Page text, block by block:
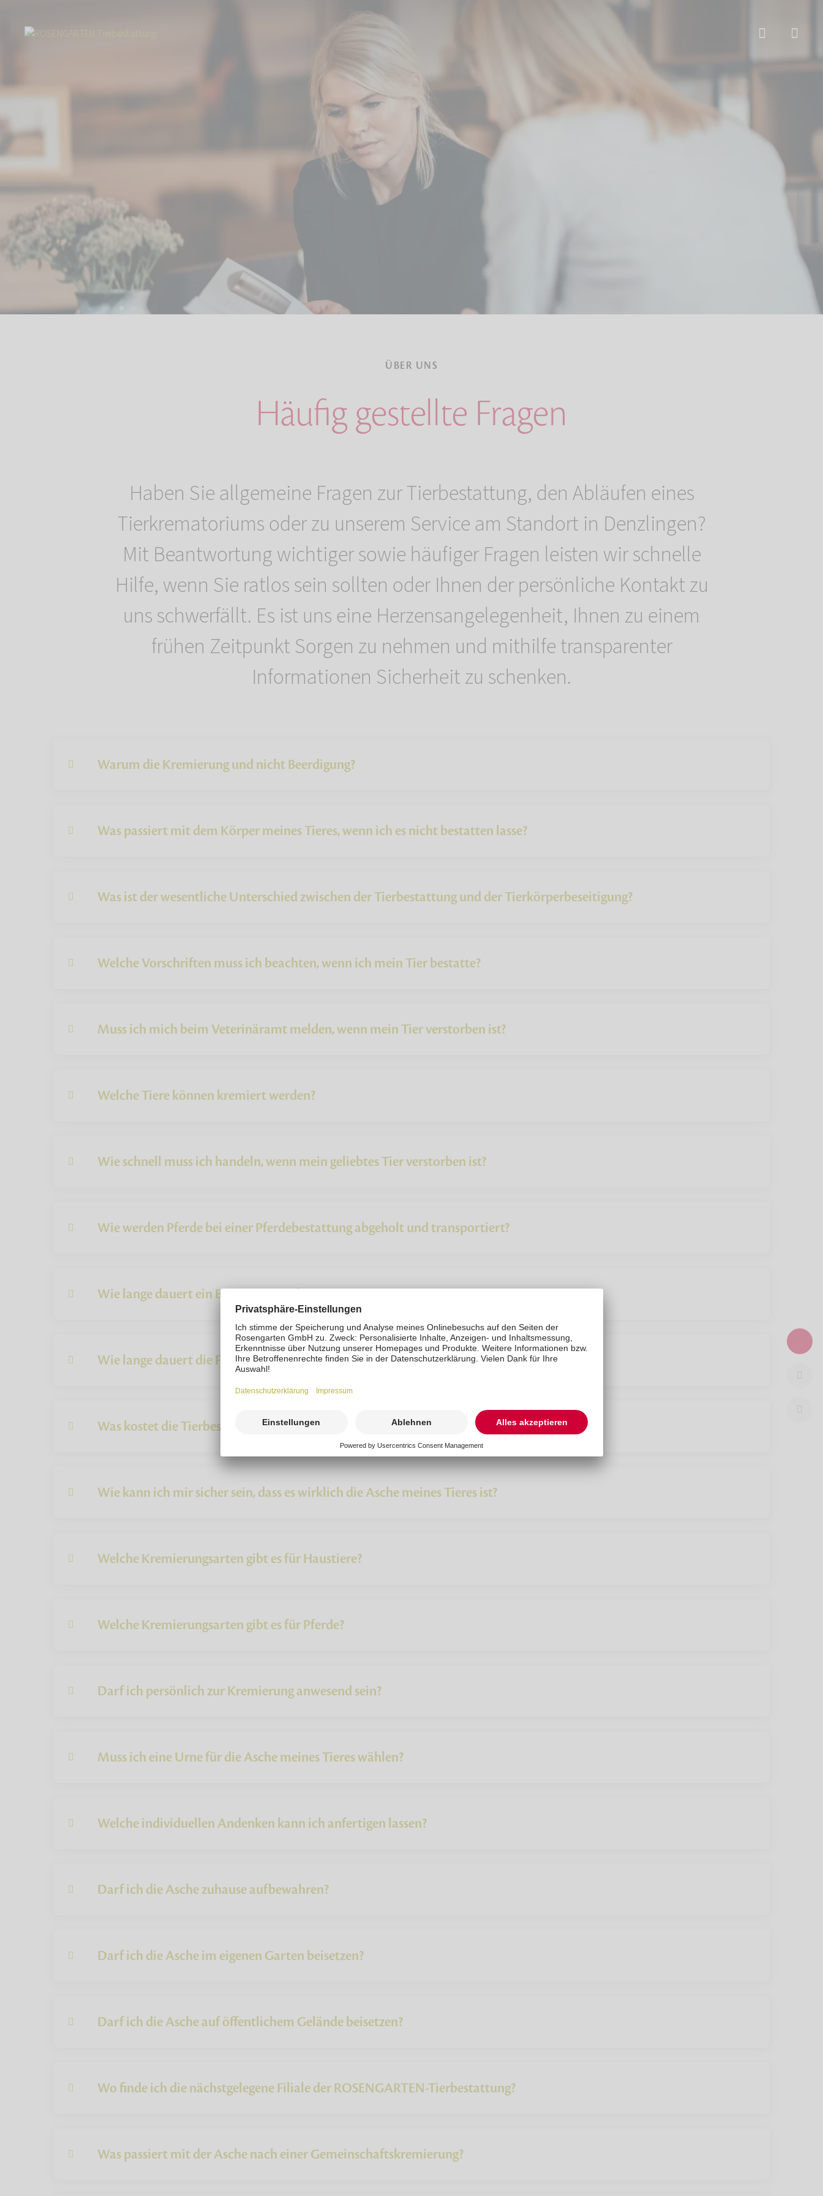
ÜBER UNS
Häufig gestellte Fragen
Haben Sie allgemeine Fragen zur Tierbestattung, den Abläufen eines
Tierkrematoriums oder zu unserem Service am Standort in Denzlingen?
Mit Beantwortung wichtiger sowie häufiger Fragen leisten wir schnelle
Hilfe, wenn Sie ratlos sein sollten oder Ihnen der persönliche Kontakt zu
uns schwerfällt. Es ist uns eine Herzensangelegenheit, Ihnen zu einem
frühen Zeitpunkt Sorgen zu nehmen und mithilfe transparenter
Informationen Sicherheit zu schenken.
Warum die Kremierung und nicht Beerdigung?
Was passiert mit dem Körper meines Tieres, wenn ich es nicht bestatten lasse?
Was ist der wesentliche Unterschied zwischen der Tierbestattung und der Tierkörperbeseitigung?
Welche Vorschriften muss ich beachten, wenn ich mein Tier bestatte?
Muss ich mich beim Veterinäramt melden, wenn mein Tier verstorben ist?
Welche Tiere können kremiert werden?
Wie schnell muss ich handeln, wenn mein geliebtes Tier verstorben ist?
Wie werden Pferde bei einer Pferdebestattung abgeholt und transportiert?
Wie lange dauert ein Bestattungsauftrag?
Wie lange dauert die Feuerbestattung eines Pferdes?
Was kostet die Tierbestattung?
Wie kann ich mir sicher sein, dass es wirklich die Asche meines Tieres ist?
Welche Kremierungsarten gibt es für Haustiere?
Welche Kremierungsarten gibt es für Pferde?
Darf ich persönlich zur Kremierung anwesend sein?
Muss ich eine Urne für die Asche meines Tieres wählen?
Welche individuellen Andenken kann ich anfertigen lassen?
Darf ich die Asche zuhause aufbewahren?
Darf ich die Asche im eigenen Garten beisetzen?
Darf ich die Asche auf öffentlichem Gelände beisetzen?
Wo finde ich die nächstgelegene Filiale der ROSENGARTEN-Tierbestattung?
Was passiert mit der Asche nach einer Gemeinschaftskremierung?